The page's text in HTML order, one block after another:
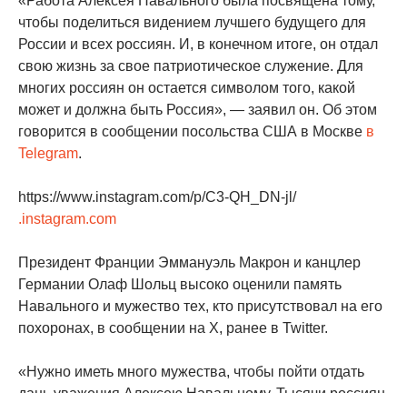
чтобы поделиться видением лучшего будущего для
России и всех россиян. И, в конечном итоге, он отдал
свою жизнь за свое патриотическое служение. Для
многих россиян он остается символом того, какой
может и должна быть Россия», — заявил он. Об этом
говорится в сообщении посольства США в Москве в
Telegram.
https://www.instagram.com/p/C3-QH_DN-jl/
.instagram.com
Президент Франции Эммануэль Макрон и канцлер
Германии Олаф Шольц высоко оценили память
Навального и мужество тех, кто присутствовал на его
похоронах, в сообщении на X, ранее в Twitter.
«Нужно иметь много мужества, чтобы пойти отдать